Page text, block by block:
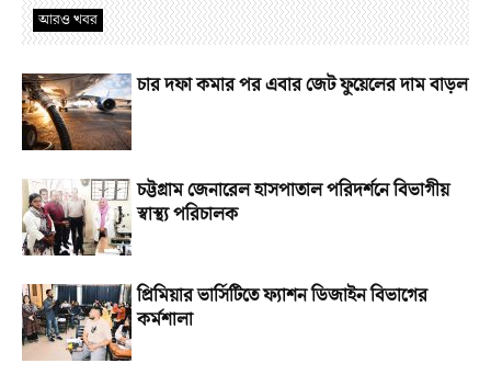
আরও খবর
চার দফা কমার পর এবার জেট ফুয়েলের দাম বাড়ল
চট্টগ্রাম জেনারেল হাসপাতাল পরিদর্শনে বিভাগীয়
স্বাস্থ্য পরিচালক
প্রিমিয়ার ভার্সিটিতে ফ্যাশন ডিজাইন বিভাগের
কর্মশালা